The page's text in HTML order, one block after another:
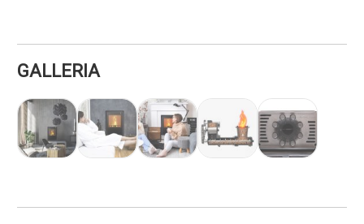
GALLERIA